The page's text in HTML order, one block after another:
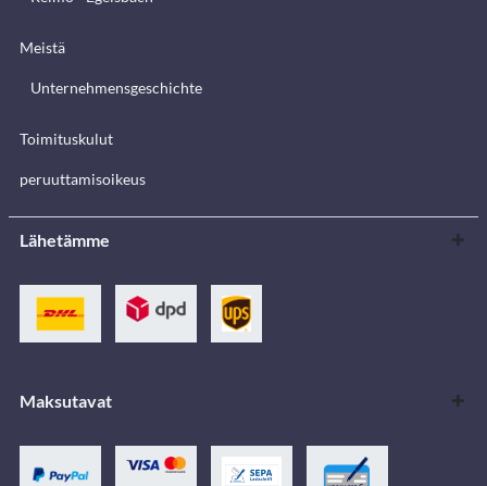
Meistä
Unternehmensgeschichte
Toimituskulut
peruuttamisoikeus
Lähetämme
Maksutavat